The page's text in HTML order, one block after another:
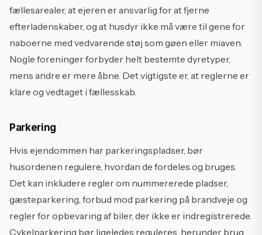
fællesarealer, at ejeren er ansvarlig for at fjerne
efterladenskaber, og at husdyr ikke må være til gene for
naboerne med vedvarende støj som gøen eller miaven.
Nogle foreninger forbyder helt bestemte dyretyper,
mens andre er mere åbne. Det vigtigste er, at reglerne er
klare og vedtaget i fællesskab.
Parkering
Hvis ejendommen har parkeringspladser, bør
husordenen regulere, hvordan de fordeles og bruges.
Det kan inkludere regler om nummererede pladser,
gæsteparkering, forbud mod parkering på brandveje og
regler for opbevaring af biler, der ikke er indregistrerede.
Cykelparkering bør ligeledes reguleres, herunder brug